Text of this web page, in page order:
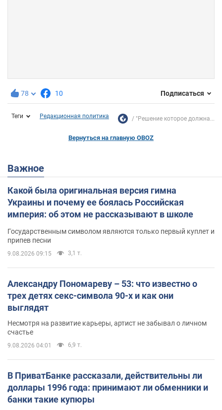
78 10 Подписаться
Теги Редакционная политика "Решение которое должна...
Вернуться на главную OBOZ
Важное
Какой была оригинальная версия гимна
Украины и почему ее боялась Российская
империя: об этом не рассказывают в школе
Государственным символом являются только первый куплет и
припев песни
9.08.2026 09:15 3,1 т.
Александру Пономареву – 53: что известно о
трех детях секс-символа 90-х и как они
выглядят
Несмотря на развитие карьеры, артист не забывал о личном
счастье
9.08.2026 04:01 6,9 т.
В ПриватБанке рассказали, действительны ли
доллары 1996 года: принимают ли обменники и
банки такие купюры